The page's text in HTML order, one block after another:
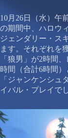
10月26日（水）午
の期間中、ハロウ
ジェンダリー・ス
ます。それぞれを
「狼男」が2時間
時間（合計6時間
「ジャンケンシュ
イバル・プレイで